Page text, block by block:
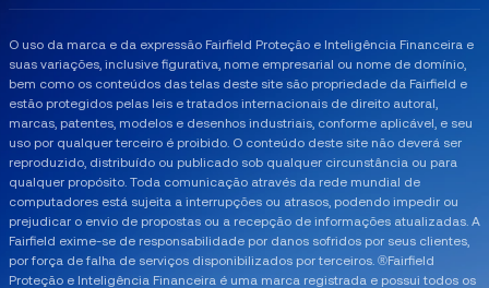
O uso da marca e da expressão Fairfield Proteção e Inteligência Financeira e
suas variações, inclusive figurativa, nome empresarial ou nome de domínio,
bem como os conteúdos das telas deste site são propriedade da Fairfield e
estão protegidos pelas leis e tratados internacionais de direito autoral,
marcas, patentes, modelos e desenhos industriais, conforme aplicável, e seu
uso por qualquer terceiro é proibido. O conteúdo deste site não deverá ser
reproduzido, distribuído ou publicado sob qualquer circunstância ou para
qualquer propósito. ​Toda comunicação através da rede mundial de
computadores está sujeita a interrupções ou atrasos, podendo impedir ou
prejudicar o envio de propostas ou a recepção de informações atualizadas. A
Fairfield exime-se de responsabilidade por danos sofridos por seus clientes,
por força de falha de serviços disponibilizados por terceiros. ®Fairfield
Proteção e Inteligência Financeira é uma marca registrada e possui todos os